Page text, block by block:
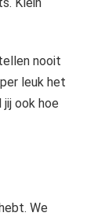
nooit
leuk het
ook hoe
We